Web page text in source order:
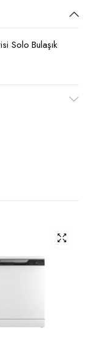
Solo Bulaşık